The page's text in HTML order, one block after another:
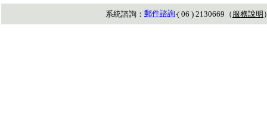
系統諮詢： 郵件諮詢‧( 06 ) 2130669（ 服務說明